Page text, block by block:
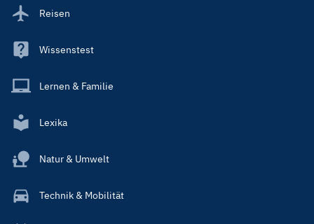
Reisen
Wissenstest
Lernen & Familie
Lexika
Natur & Umwelt
Technik & Mobilität